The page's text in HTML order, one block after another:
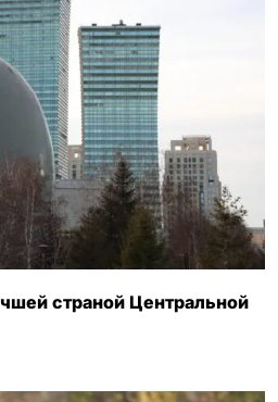
страной Центральной